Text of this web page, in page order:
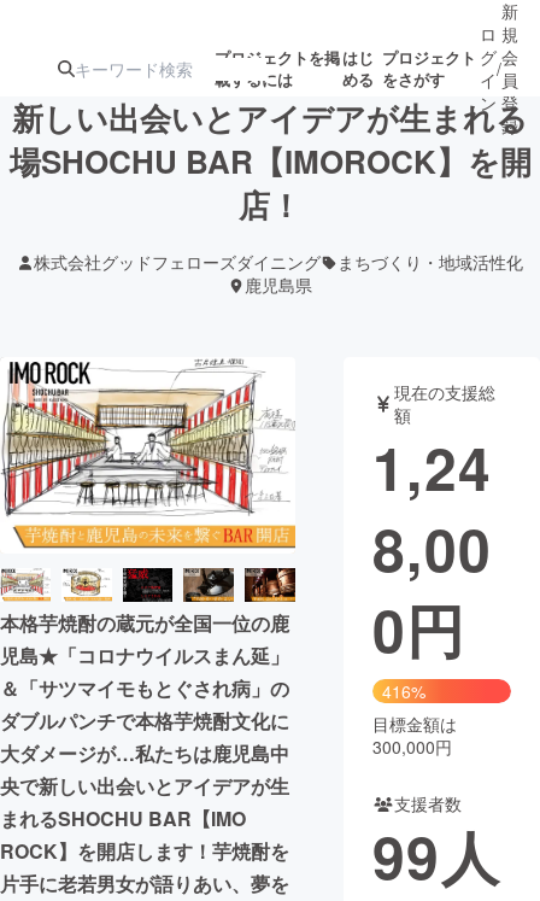
プロジェクトを掲
載するには
はじ
める
プロジェクト
をさがす
注目の新着プロ
テクノロジー・ガジェット ゲーム・サ
映像・映画 書籍・雑誌
ビジネス・起業
まちづくり・地域活性化
CAMPFIRE for Social Good
CAMPFIRE Creation
CAMPFIREふるさと納税machi-ya コミュニティ
ロ
グ
イ
ン
/
新
規
会
員
登
録
新しい出会いとアイデアが生まれる
場SHOCHU BAR【IMOROCK】を開
店！
株式会社グッドフェローズダイニング
まちづくり・地域活性化
鹿児島県
本格芋焼酎の蔵元が全国一位の鹿
児島★「コロナウイルスまん延」
＆「サツマイモもとぐされ病」の
ダブルパンチで本格芋焼酎文化に
大ダメージが…私たちは鹿児島中
央で新しい出会いとアイデアが生
まれるSHOCHU BAR【IMO
ROCK】を開店します！芋焼酎を
片手に老若男女が語りあい、夢を
現在の支援総
額
1,24
8,00
0円
416%
目標金額は
300,000円
支援者数
99人